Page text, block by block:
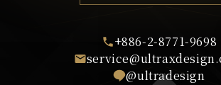
+886-2-8771-9698
@ultradesign